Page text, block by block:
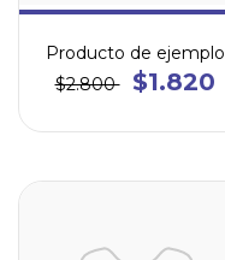
Producto de ejemplo
$2.800
$1.820